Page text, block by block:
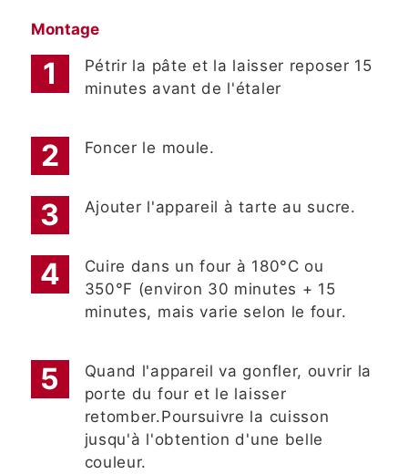
Montage
Pétrir la pâte et la laisser reposer 15
minutes avant de l'étaler
Foncer le moule.
Ajouter l'appareil à tarte au sucre.
Cuire dans un four à 180°C ou
350°F (environ 30 minutes + 15
minutes, mais varie selon le four.
Quand l'appareil va gonfler, ouvrir la
porte du four et le laisser
retomber.Poursuivre la cuisson
jusqu'à l'obtention d'une belle
couleur.